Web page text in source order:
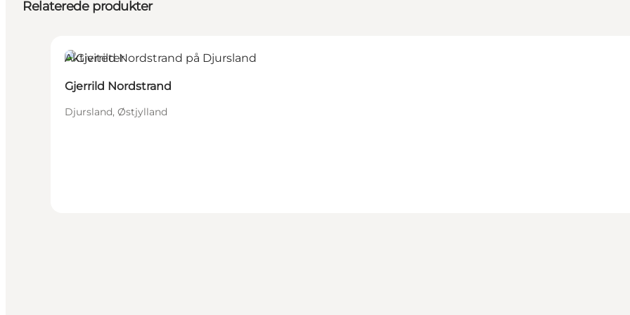
Relaterede produkter
Aktiviteter
Gjerrild Nordstrand
Djursland, Østjylland